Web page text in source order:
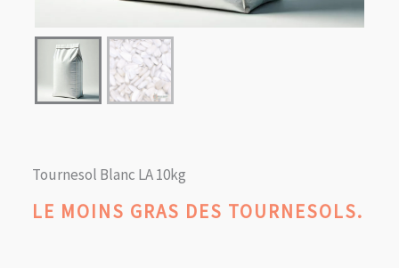
Tournesol Blanc LA 10kg
LE MOINS GRAS DES TOURNESOLS.